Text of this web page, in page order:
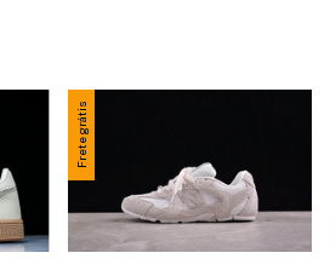
Frete grátis